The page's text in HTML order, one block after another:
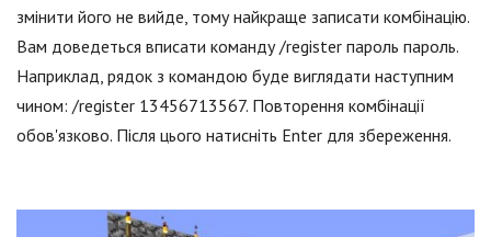
змінити його не вийде, тому найкраще записати комбінацію.
Вам доведеться вписати команду /register пароль пароль.
Наприклад, рядок з командою буде виглядати наступним
чином: /register 13456713567. Повторення комбінації
обов'язково. Після цього натисніть Enter для збереження.